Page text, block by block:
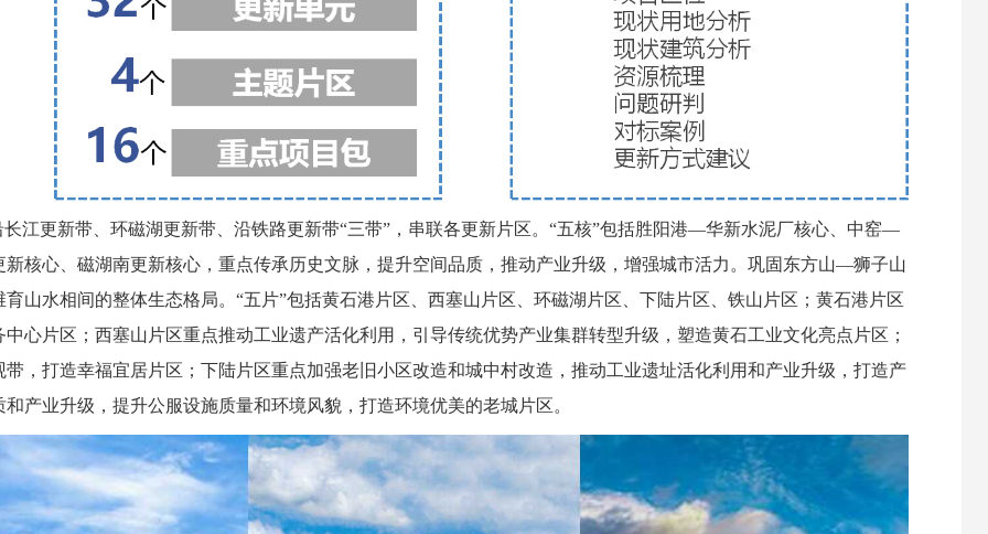
江更新带、环磁湖更新带、沿铁路更新带“三带”，串联各更新片区。“五核”包括胜阳港—华新水泥厂核心、中窑—
核心、磁湖南更新核心，重点传承历史文脉，提升空间品质，推动产业升级，增强城市活力。巩固东方山—狮子山
水相间的整体生态格局。“五片”包括黄石港片区、西塞山片区、环磁湖片区、下陆片区、铁山片区；黄石港片区
心片区；西塞山片区重点推动工业遗产活化利用，引导传统优势产业集群转型升级，塑造黄石工业文化亮点片区；
，打造幸福宜居片区；下陆片区重点加强老旧小区改造和城中村改造，推动工业遗址活化利用和产业升级，打造产
产业升级，提升公服设施质量和环境风貌，打造环境优美的老城片区。